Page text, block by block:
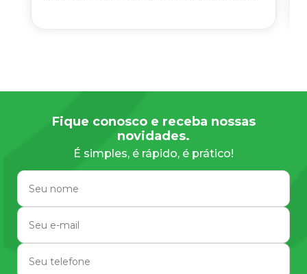
como agradecer a todos por tudo!!
fôssemos uma família de verdade!!"
Fique conosco e receba nossas
novidades.
É simples, é rápido, é prático!